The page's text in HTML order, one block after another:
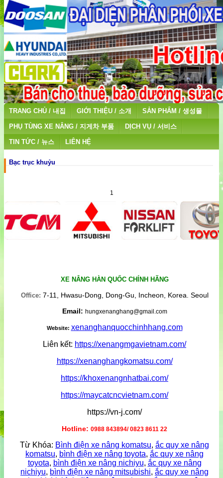
TRANG CHỦ / 내집 GIỚI THIỆU / 소개 SẢN PHẨM / 생성물
PHỤ TÙNG XE NÂNG / 지게차 부품 DỊCH VỤ / 서비스
TIN TỨC / 뉴스 LIÊN HỆ
Bạc trục khuỷu
1
XE NÂNG HÀN QUỐC CHÍNH HÃNG
Office: 7-11, Hwasu-Dong, Dong-Gu, Incheon, Korea. Seoul
Email: hungxenanghang@gmail.com
Website: xenanghanquocchinhhang.com
Liên kết: https://xenangmgavietnam.com/
https://xenanghangkomatsu.com/
https://khoxenangnhatbai.com/
https://maycatcncvietnam.com/
https://vn-j.com/
Hotline: 0988 843894/ 0823 8611 22
Từ Khóa: Bình điện xe nâng komatsu, ắc quy xe nâng
komatsu, bình điện xe nâng toyota, ắc quy xe nâng
toyota, bình điện xe nâng nichiyu, ắc quy xe nâng
nichiyu, bình điện xe nâng mitsubishi, ắc quy xe nâng